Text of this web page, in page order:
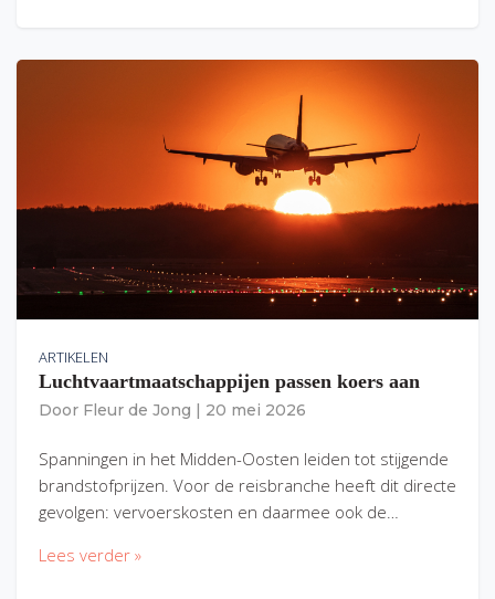
ARTIKELEN
Luchtvaartmaatschappijen passen koers aan
Door Fleur de Jong 20 mei 2026
Spanningen in het Midden-Oosten leiden tot stijgende
brandstofprijzen. Voor de reisbranche heeft dit directe
gevolgen: vervoerskosten en daarmee ook de…
Lees verder »